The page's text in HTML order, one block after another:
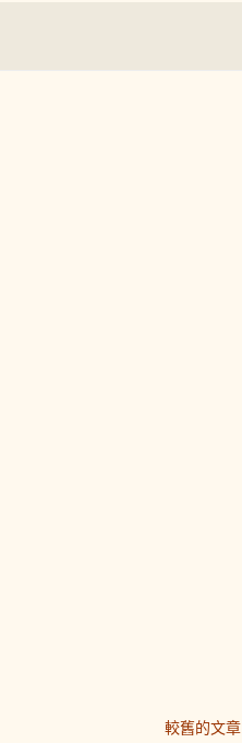
較舊的文章